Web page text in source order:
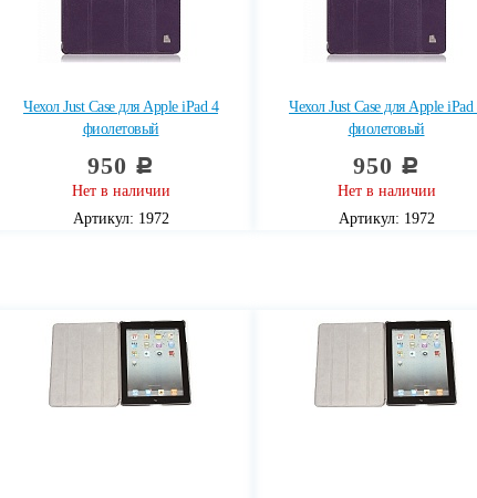
Чехол Just Case для Apple iPad 4
фиолетовый
950 c
Нет в наличии
Артикул: 1972
Чехол Just Case для Apple iPad
фиолетовый
950 c
Нет в наличии
Артикул: 1972